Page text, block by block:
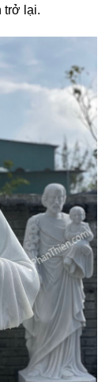
trở lại.